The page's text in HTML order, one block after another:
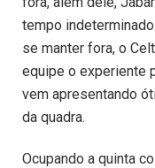
tempo
se manter fora, o
equipe o experiente
vem apresentando
da quadra.
Ocupando a quinta